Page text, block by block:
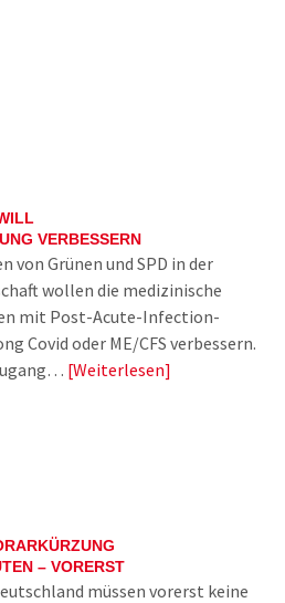
VERBESSERN
von Grünen und SPD in der
wollen die medizinische
mit Post-Acute-Infection-
Covid oder ME/CFS verbessern.
Weiterlesen
– VORERST
müssen vorerst keine